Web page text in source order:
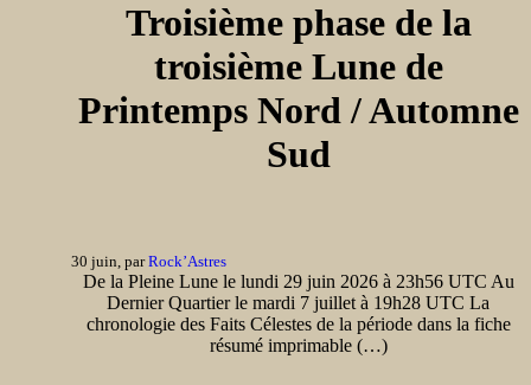
Troisième phase de la
troisième Lune de
Printemps Nord / Automne
Sud
30 juin, parRock’Astres
De la Pleine Lune le lundi 29 juin 2026 à 23h56 UTC Au
Dernier Quartier le mardi 7 juillet à 19h28 UTC La
chronologie des Faits Célestes de la période dans la fiche
résumé imprimable (…)